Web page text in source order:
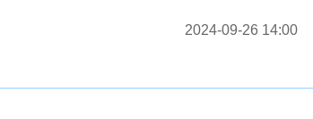
2024-09-26 14:00